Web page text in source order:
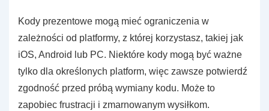
Kody prezentowe mogą mieć ograniczenia w
zależności od platformy, z której korzystasz, takiej jak
iOS, Android lub PC. Niektóre kody mogą być ważne
tylko dla określonych platform, więc zawsze potwierdź
zgodność przed próbą wymiany kodu. Może to
zapobiec frustracji i zmarnowanym wysiłkom.